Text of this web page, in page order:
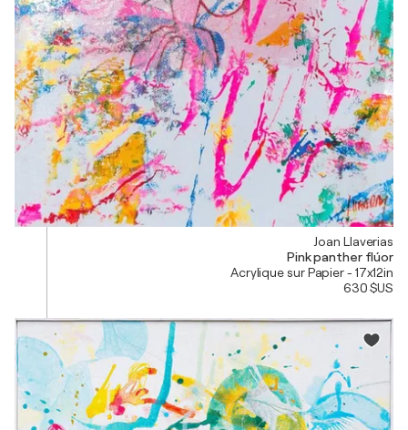
Joan Llaverias
Pink panther flúor
Acrylique sur Papier - 17x12in
630 $US